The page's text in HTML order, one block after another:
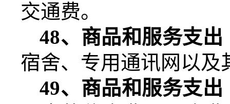
交通费。
48、商品和服务支
宿舍、专用通讯网以及
49、商品和服务支